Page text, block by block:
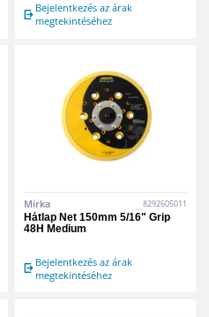
Bejelentkezés az árak
megtekintéséhez
Mirka 8292605011
Hátlap Net 150mm 5/16" Grip
48H Medium
Bejelentkezés az árak
megtekintéséhez